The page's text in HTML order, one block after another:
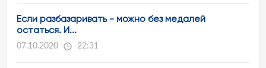
Если разбазаривать - можно без медалей
остаться. И...
07.10.2020 22:31